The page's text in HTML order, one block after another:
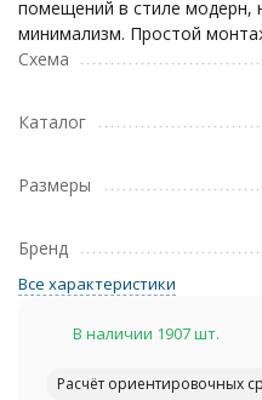
помещений в стиле модерн,
минимализм. Простой
Схема
Каталог
Размеры
Бренд
Все характеристики
В наличии 1907 шт.
Расчёт ориентировочных